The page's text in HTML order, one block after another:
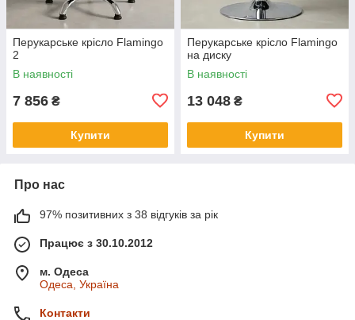
Перукарське крісло Flamingo
2
В наявності
7 856 ₴
Купити
Перукарське крісло Flamingo
на диску
В наявності
13 048 ₴
Купити
Про нас
97% позитивних з 38 відгуків за рік
Працює з 30.10.2012
м. Одеса
Одеса, Україна
Контакти